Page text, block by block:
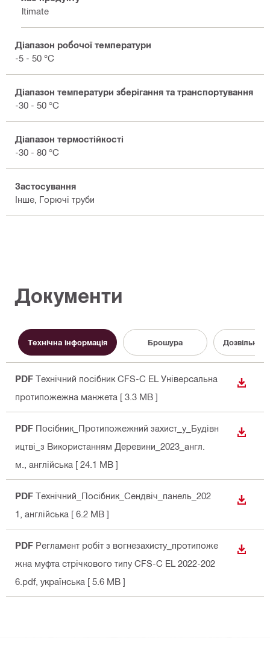
Ultimate
Діапазон робочої температури
-5 - 50 °C
Діапазон температури зберігання та транспортування
-30 - 50 °C
Діапазон термостійкості
-30 - 80 °C
Застосування
Інше, Горючі труби
Документи
Технічна інформація Брошура
PDF Технічний посібник CFS-C EL Універсальна
протипожежна манжета [ 3.3 MB ]
PDF Посібник_Протипожежний захист_у_Будівн
ицтві_з Використанням Деревини_2023_англ.
м.
, англійська [ 24.1 MB ]
PDF Технічний_Посібник_Сендвіч_панель_202
1 , англійська [ 6.2 MB ]
PDF Регламент робіт з вогнезахисту_протипоже
жна муфта стрічкового типу CFS-C EL 2022-202
6.pdf, українська [ 5.6 MB ]